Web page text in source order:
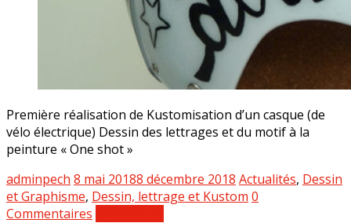
Première réalisation de Kustomisation d’un casque (de
vélo électrique) Dessin des lettrages et du motif à la
peinture « One shot »
adminpech 8 mai 20188 décembre 2018 Actualités, Dessin
et Graphisme, Dessin, lettrage et Kustom 0
Commentaires